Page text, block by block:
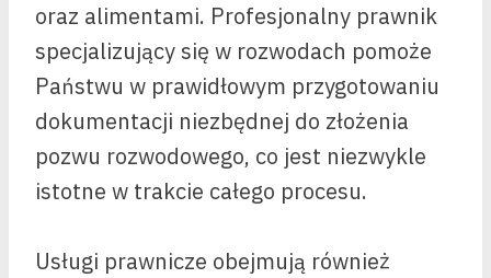
oraz alimentami. Profesjonalny prawnik
specjalizujący się w rozwodach pomoże
Państwu w prawidłowym przygotowaniu
dokumentacji niezbędnej do złożenia
pozwu rozwodowego, co jest niezwykle
istotne w trakcie całego procesu.
Usługi prawnicze obejmują również